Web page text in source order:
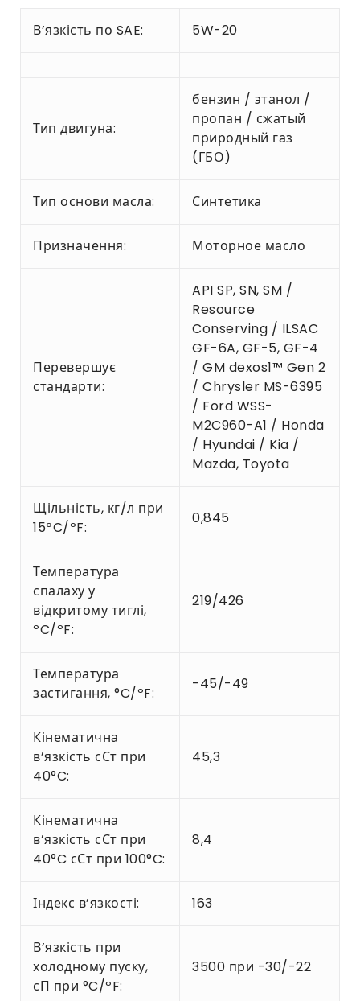
В’язкість по SAE: 5W-20
Тип двигуна:
бензин / этанол /
пропан / сжатый
природный газ
(ГБО)
Тип основи масла: Синтетика
Призначення: Моторное масло
Перевершує
стандарти:
API SP, SN, SM /
Resource
Conserving / ILSAC
GF-6A, GF-5, GF-4
/ GM dexos1™ Gen 2
/ Chrysler MS-6395
/ Ford WSS-
M2C960-A1 / Honda
/ Hyundai / Kia /
Mazda, Toyota
Щільність, кг/л при
15ºC/ºF:
0,845
Температура
спалаху у
відкритому тиглі,
ºC/ºF:
219/426
Температура
застигання, °C/ºF:
-45/-49
Кінематична
в’язкість сСт при
40°C:
45,3
Кінематична
в’язкість сСт при
40°C сСт при 100°C:
8,4
Індекс в’язкості: 163
В’язкість при
холодному пуску,
сП при °C/ºF:
3500 при -30/-22